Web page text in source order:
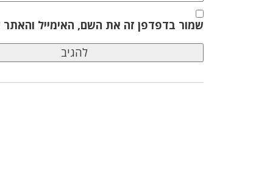
שמור בדפדפן זה את השם, האימייל